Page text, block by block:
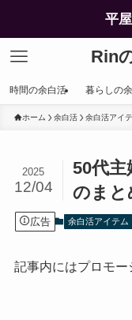
平
Rin
時間の余白活 暮らしの
ホーム 余白活 余白活アイ
50代主
のまと
2025
12/04
広告 余白活アイテム
記事内にはプロモー